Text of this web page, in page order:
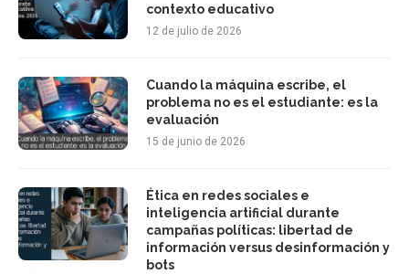
contexto educativo
12 de julio de 2026
Cuando la máquina escribe, el
problema no es el estudiante: es la
evaluación
15 de junio de 2026
Ética en redes sociales e
inteligencia artificial durante
campañas políticas: libertad de
información versus desinformación y
bots